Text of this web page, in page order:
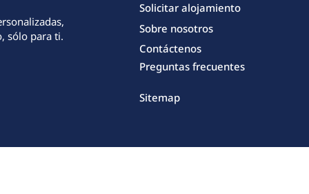
sólo para ti.
Solicitar alojamiento
Sobre nosotros
Contáctenos
Preguntas frecuentes
Sitemap